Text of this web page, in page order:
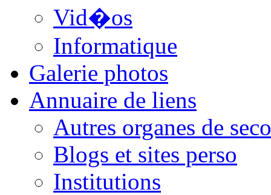
Vid�os
Informatique
Galerie photos
Annuaire de liens
Autres organes de
Blogs et sites perso
Institutions